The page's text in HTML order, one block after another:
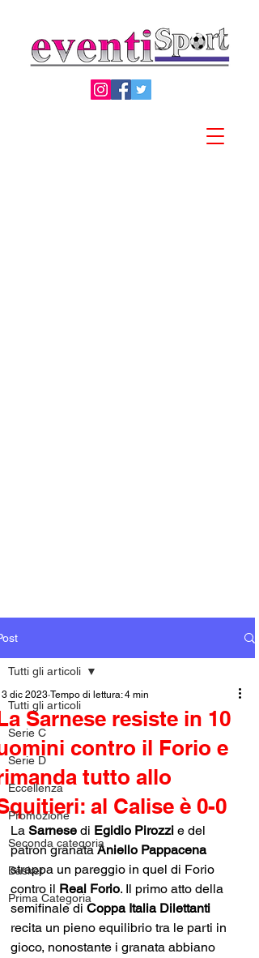
Tutti gli articoli
Serie C
Serie D
Eccellenza
Promozione
Seconda categoria
Basket
Prima Categoria
Tutti gli articoli
Sarnese resiste in 10
contro il Forio e
tutto allo
al Calise è 0-0
dic 2023 Tempo di lettura: 4 min
La Sarnese di Egidio Pirozzi e del
patron granata Aniello Pappacena
strappa un pareggio in quel di Forio
contro il Real Forio. Il primo atto della
semifinale di Coppa Italia Dilettanti
recita un pieno equilibrio tra le parti in
gioco, nonostante i granata abbiano